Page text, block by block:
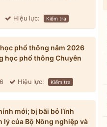
Hiệu lực: Kiểm tra
phổ thông năm 2026
học phổ thông Chuyên
Hiệu lực: Kiểm tra
mới; bị bãi bỏ lĩnh
của Bộ Nông nghiệp và